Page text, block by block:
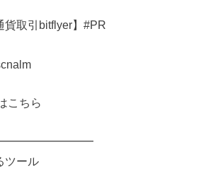
貨取引bitflyer】#PR
こちら
ツール